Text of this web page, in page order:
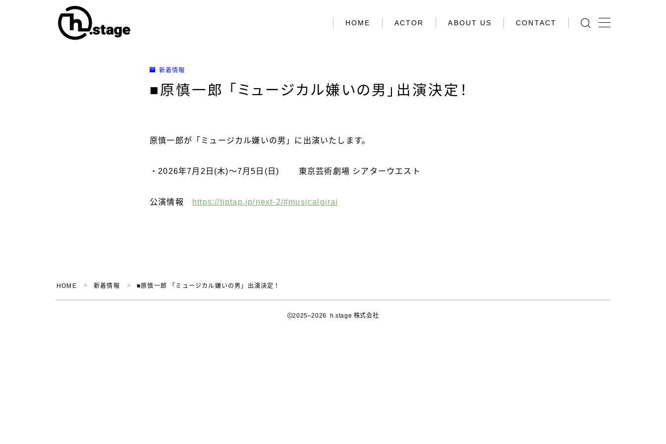
HOME ACTOR ABOUT US CONTACT
HOME
新着情報
■原慎一郎 「ミュージカル嫌いの男」出演決定！
原慎一郎が「ミュージカル嫌いの男」に出演いたします。
・2026年7月2日(木)～7月5日(日) 東京芸術劇場 シアターウエスト
公演情報 https://tiptap.jp/next-2/#musicalgirai
HOME ＞ 新着情報 ＞ ■原慎一郎 「ミュージカル嫌いの男」出演決定！
2025–2026 h.stage 株式会社